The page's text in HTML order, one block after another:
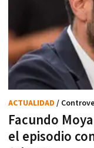
Facundo
el episodio
ACTUALIDAD /